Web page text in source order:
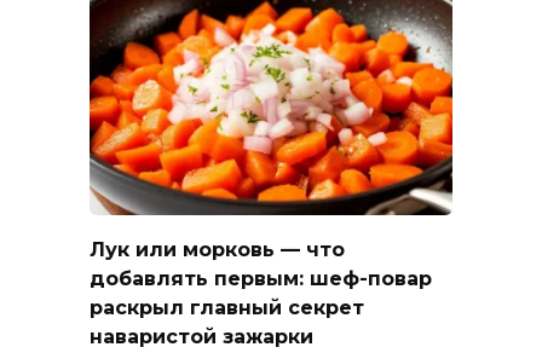
Лук или морковь — что
добавлять первым: шеф-повар
раскрыл главный секрет
наваристой зажарки